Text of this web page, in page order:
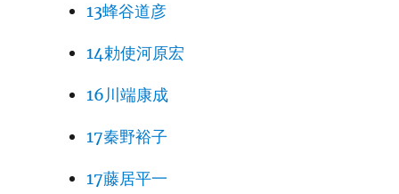
13蜂谷道彦
14勅使河原宏
16川端康成
17秦野裕子
17藤居平一